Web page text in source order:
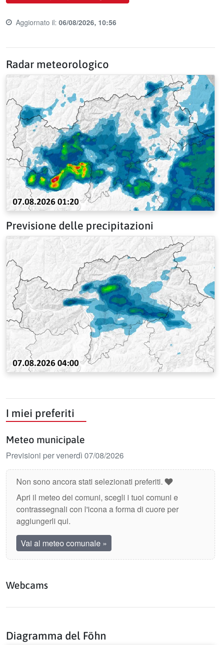
Last update time:
Aggiornato il: 06/08/2026, 10:56
Radar meteorologico
Previsione delle precipitazioni
I miei preferiti
Meteo municipale
Previsioni per venerdì 07/08/2026
Non sono ancora stati selezionati preferiti.
Apri il meteo dei comuni, scegli i tuoi comuni e
contrassegnali con l'icona a forma di cuore per
aggiungerli qui.
Vai al meteo comunale »
Webcams
Diagramma del Föhn